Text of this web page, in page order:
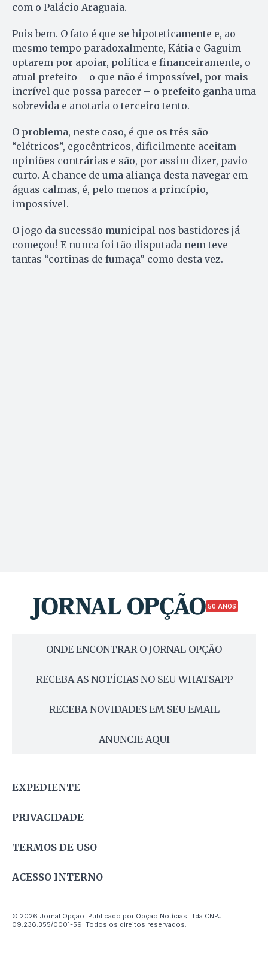
com o Palácio Araguaia.
Pois bem. O fato é que se hipoteticamente e, ao
mesmo tempo paradoxalmente, Kátia e Gaguim
optarem por apoiar, política e financeiramente, o
atual prefeito – o que não é impossível, por mais
incrível que possa parecer – o prefeito ganha uma
sobrevida e anotaria o terceiro tento.
O problema, neste caso, é que os três são
“elétricos”, egocêntricos, dificilmente aceitam
opiniões contrárias e são, por assim dizer, pavio
curto. A chance de uma aliança desta navegar em
águas calmas, é, pelo menos a princípio,
impossível.
O jogo da sucessão municipal nos bastidores já
começou! E nunca foi tão disputada nem teve
tantas “cortinas de fumaça” como desta vez.
50 ANOS
ONDE ENCONTRAR O JORNAL OPÇÃO
RECEBA AS NOTÍCIAS NO SEU WHATSAPP
RECEBA NOVIDADES EM SEU EMAIL
ANUNCIE AQUI
EXPEDIENTE
PRIVACIDADE
TERMOS DE USO
ACESSO INTERNO
© 2026 Jornal Opção. Publicado por Opção Notícias Ltda CNPJ
09.236.355/0001-59. Todos os direitos reservados.